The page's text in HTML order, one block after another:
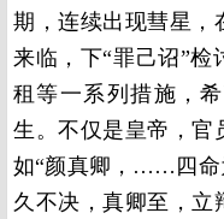
期，连续出现彗星，
来临，下“罪己诏”
租等一系列措施，
生。不仅是皇帝，官
如“颜真卿，……四命
久不决，真卿至，立